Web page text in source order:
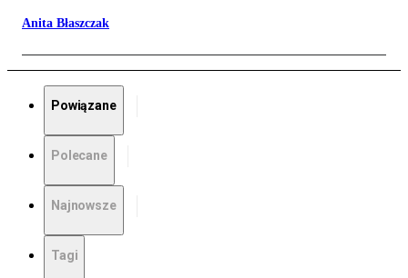
Anita Błaszczak
Powiązane
Polecane
Najnowsze
Tagi